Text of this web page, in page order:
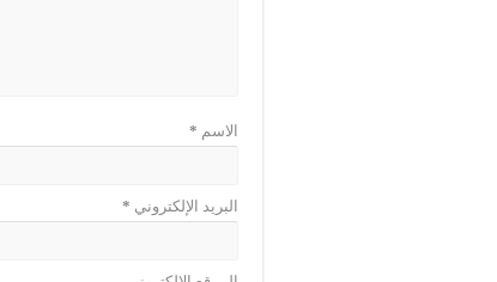
الاسم *
البريد الإلكتروني *